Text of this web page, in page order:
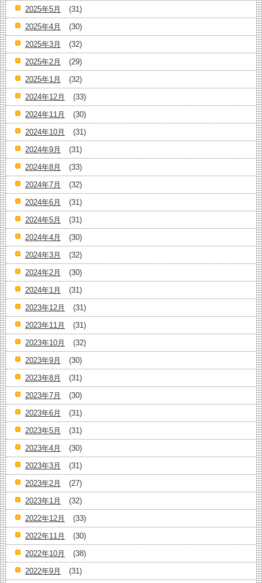
2025年5月
(31)
2025年4月
(30)
2025年3月
(32)
2025年2月
(29)
2025年1月
(32)
2024年12月
(33)
2024年11月
(30)
2024年10月
(31)
2024年9月
(31)
2024年8月
(33)
2024年7月
(32)
2024年6月
(31)
2024年5月
(31)
2024年4月
(30)
2024年3月
(32)
2024年2月
(30)
2024年1月
(31)
2023年12月
(31)
2023年11月
(31)
2023年10月
(32)
2023年9月
(30)
2023年8月
(31)
2023年7月
(30)
2023年6月
(31)
2023年5月
(31)
2023年4月
(30)
2023年3月
(31)
2023年2月
(27)
2023年1月
(32)
2022年12月
(33)
2022年11月
(30)
2022年10月
(38)
2022年9月
(31)